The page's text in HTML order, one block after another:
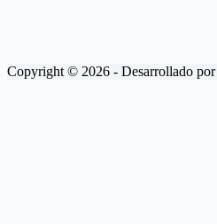
Copyright © 2026 - Desarrollado por